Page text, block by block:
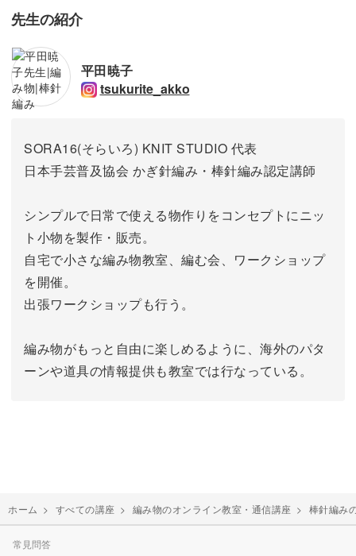
先生の紹介
平田暁子
tsukurite_akko
SORA16(そらいろ) KNIT STUDIO 代表
日本手芸普及協会 かぎ針編み・棒針編み認定講師
シンプルで日常で使える物作りをコンセプトにニッ
ト小物を製作・販売。
自宅で小さな編み物教室、編む会、ワークショップ
を開催。
出張ワークショップも行う。
編み物がもっと自由に楽しめるように、海外のパタ
ーンや道具の情報提供も教室では行なっている。
ホーム > すべての講座 > 編み物のオンライン教室・通信講座 > 棒針編み
常見問答